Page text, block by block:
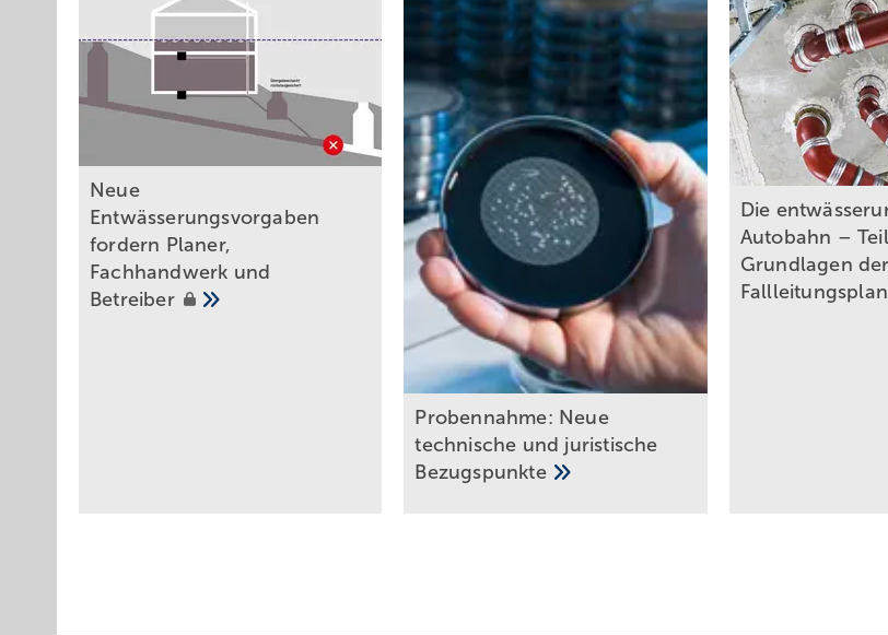
Neue
Entwässerungsvorgaben
fordern Planer,
Fachhandwerk und
Betreiber
Probennahme: Neue
technische und juristische
Bezugspunkte
Die
Autobahn –
Grundlagen der